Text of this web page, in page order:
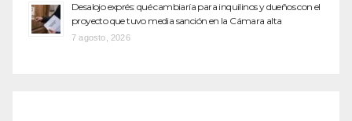
Desalojo exprés: qué cambiaría para inquilinos y dueños con el
proyecto que tuvo media sanción en la Cámara alta
7 agosto, 2026